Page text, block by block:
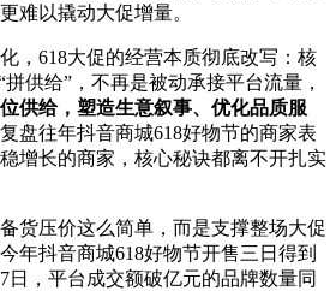
难以撬动大促增量。
，618大促的经营本质彻底改写：核
供给”，不再是被动承接平台流量，
供给，塑造生意叙事、优化品质服
复盘往年抖音商城618好物节的商家表
增长的商家，核心秘诀都离不开扎实
货压价这么简单，而是支撑整场大促
年抖音商城618好物节开售三日得到
日，平台成交额破亿元的品牌数量同